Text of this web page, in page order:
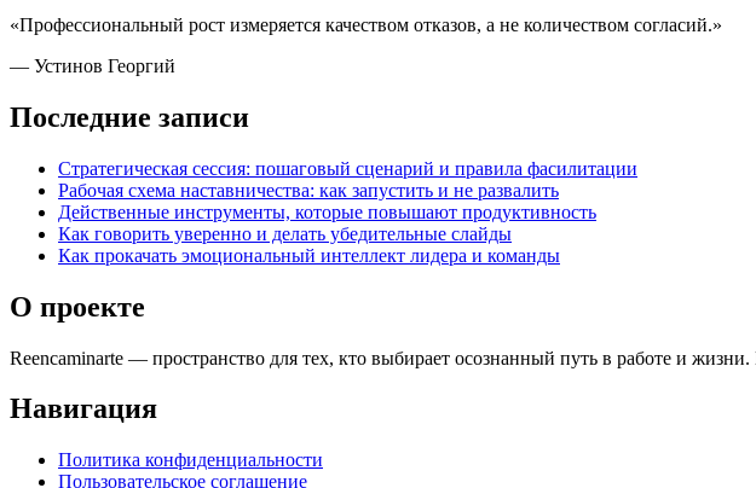
«Профессиональный рост измеряется качеством отказов, а не количеством согласий.»
— Устинов Георгий
Последние записи
Стратегическая сессия: пошаговый сценарий и правила фасилитации
Рабочая схема наставничества: как запустить и не развалить
Действенные инструменты, которые повышают продуктивность
Как говорить уверенно и делать убедительные слайды
Как прокачать эмоциональный интеллект лидера и команды
О проекте
Reencaminarte — пространство для тех, кто выбирает осознанный путь в работе и
Навигация
Политика конфиденциальности
Пользовательское соглашение